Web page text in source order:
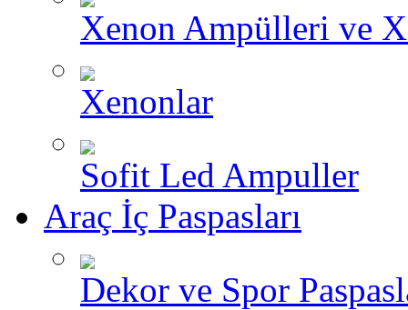
Xenon Ampülleri ve
Xenonlar
Sofit Led Ampuller
Araç İç Paspasları
Dekor ve Spor